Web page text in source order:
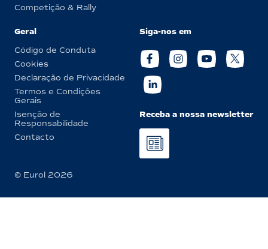
Competição & Rally
Geral
Código de Conduta
Cookies
Declaração de Privacidade
Termos e Condições
Gerais
Isenção de
Responsabilidade
Contacto
Siga-nos em
Receba a nossa newsletter
© Eurol 2026